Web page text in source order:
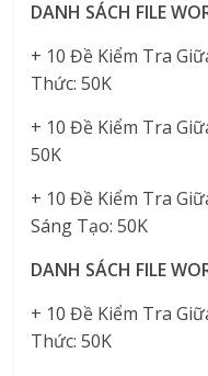
DANH SÁCH FILE
+ 10 Đề Kiểm Tra
Thức: 50K
+ 10 Đề Kiểm Tra
50K
+ 10 Đề Kiểm Tra
Sáng Tạo: 50K
DANH SÁCH FILE
+ 10 Đề Kiểm Tra
Thức: 50K